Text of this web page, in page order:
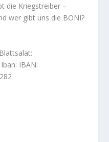
die Kriegstreiber –
wer gibt uns die BONI?
IBAN: